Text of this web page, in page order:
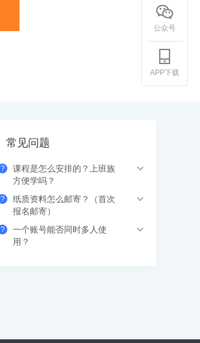
常见问题
?
课程是怎么安排的？上班族
方便学吗？
希赛的直播课程都是安排在工作日的晚上
果错过网络课，也可以看回放，可反复进
?
纸质资料怎么邮寄？（首次
报名邮寄）
支付成功后请填写收货地址信息，资料/图
?
一个账号能否同时多人使
用？
公众号
APP下载